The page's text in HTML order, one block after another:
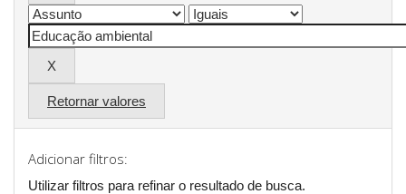
Retornar valores
Adicionar filtros:
Utilizar filtros para refinar o resultado de busca.